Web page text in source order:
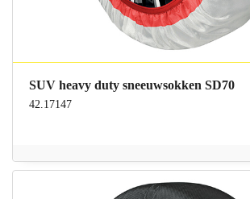
SUV heavy duty sneeuwsokken SD70
42.17147